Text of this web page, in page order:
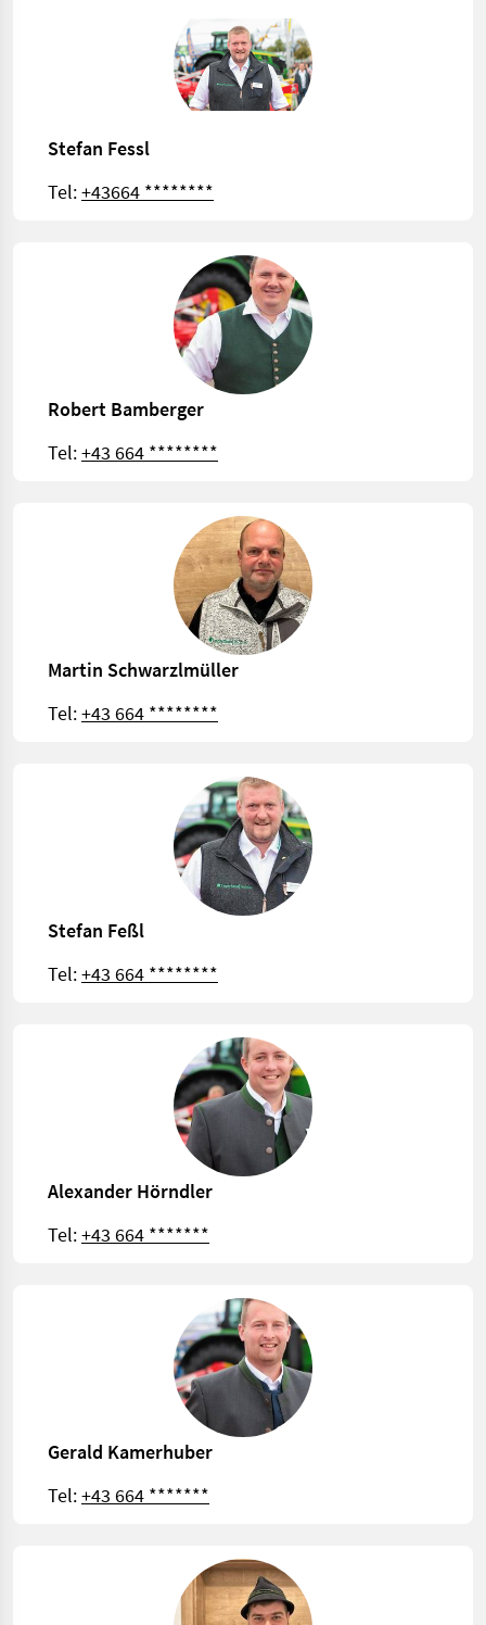
Stefan Fessl
Tel:+43664 ********
Robert Bamberger
Tel:+43 664 ********
Martin Schwarzlmüller
Tel:+43 664 ********
Stefan Feßl
Tel:+43 664 ********
Alexander Hörndler
Tel:+43 664 *******
Gerald Kamerhuber
Tel:+43 664 *******